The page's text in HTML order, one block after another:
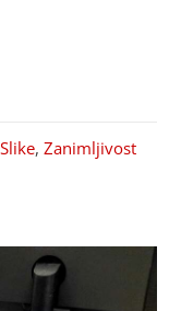
Slike,Zanimljivost